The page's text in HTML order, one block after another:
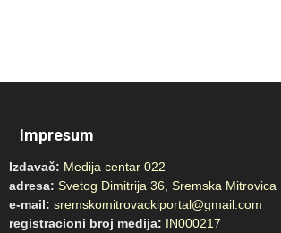
Impresum
Izdavač: Medija centar 022
adresa: Svetog Dimitrija 36, Sremska Mitrovica
e-mail: sremskomitrovackiportal@gmail.com
registracioni broj medija: IN000217